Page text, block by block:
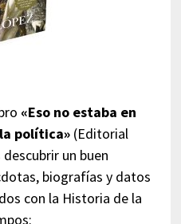
«Eso no estaba en
política»(Editorial
un buen
biografías y datos
con la Historia de la